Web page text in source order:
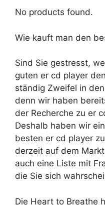
No products found.
Wie kauft man den
Sind Sie gestresst,
guten er cd player
ständig Zweifel in
denn wir haben
der Recherche zu er
Deshalb haben wir
besten er cd player
derzeit auf dem
auch eine Liste mit
die Sie sich
Die Heart to Breathe